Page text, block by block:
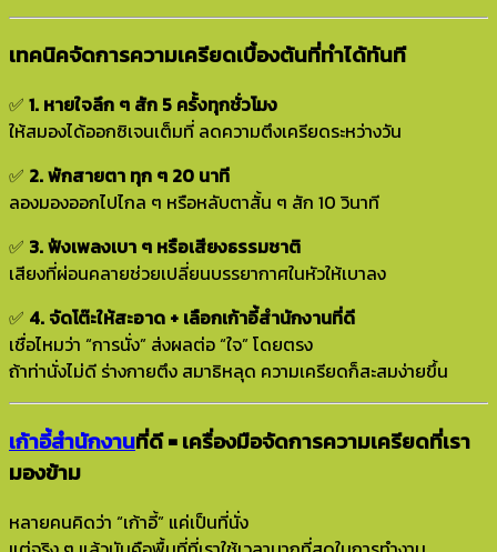
เทคนิคจัดการความเครียดเบื้องต้นที่ทำได้ทันที
✅ 1. หายใจลึก ๆ สัก 5 ครั้งทุกชั่วโมง
ให้สมองได้ออกซิเจนเต็มที่ ลดความตึงเครียดระหว่างวัน
✅ 2. พักสายตา ทุก ๆ 20 นาที
ลองมองออกไปไกล ๆ หรือหลับตาสั้น ๆ สัก 10 วินาที
✅ 3. ฟังเพลงเบา ๆ หรือเสียงธรรมชาติ
เสียงที่ผ่อนคลายช่วยเปลี่ยนบรรยากาศในหัวให้เบาลง
✅ 4. จัดโต๊ะให้สะอาด + เลือกเก้าอี้สำนักงานที่ดี
เชื่อไหมว่า “การนั่ง” ส่งผลต่อ “ใจ” โดยตรง
ถ้าท่านั่งไม่ดี ร่างกายตึง สมาธิหลุด ความเครียดก็สะสมง่ายขึ้น
เก้าอี้สำนักงานที่ดี = เครื่องมือจัดการความเครียดที่เรา
มองข้าม
หลายคนคิดว่า “เก้าอี้” แค่เป็นที่นั่ง